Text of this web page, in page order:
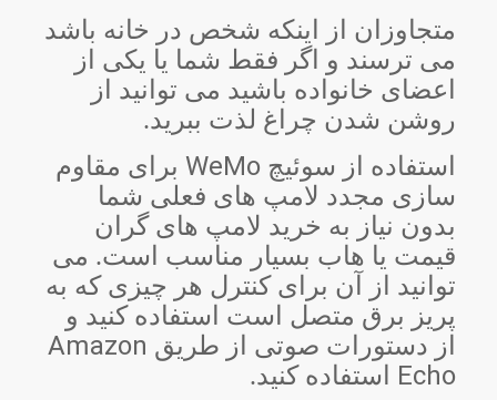
متجاوزان از اینکه شخص در خانه باشد
می ترسند و اگر فقط شما یا یکی از
اعضای خانواده باشید می توانید از
روشن شدن چراغ لذت ببرید.
استفاده از سوئیچ WeMo برای مقاوم
سازی مجدد لامپ های فعلی شما
بدون نیاز به خرید لامپ های گران
قیمت یا هاب بسیار مناسب است. می
توانید از آن برای کنترل هر چیزی که به
پریز برق متصل است استفاده کنید و
از دستورات صوتی از طریق Amazon
Echo استفاده کنید.